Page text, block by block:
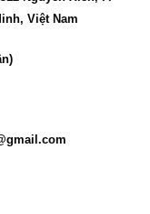
Việt Nam